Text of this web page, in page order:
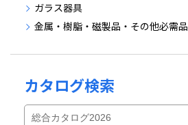
ガラス器具
金属・樹脂・磁製品・その他必需品
カタログ検索